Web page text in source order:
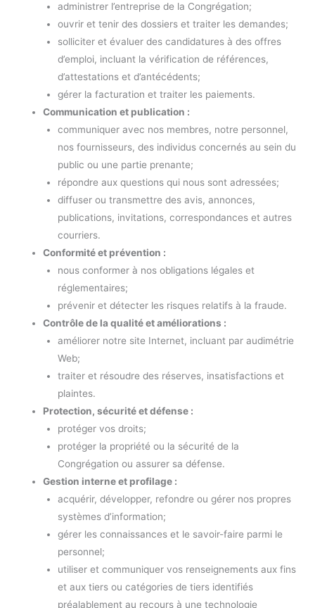
administrer l’entreprise de la Congrégation;
ouvrir et tenir des dossiers et traiter les demandes;
solliciter et évaluer des candidatures à des offres
d’emploi, incluant la vérification de références,
d’attestations et d’antécédents;
gérer la facturation et traiter les paiements.
Communication et publication :
communiquer avec nos membres, notre personnel,
nos fournisseurs, des individus concernés au sein du
public ou une partie prenante;
répondre aux questions qui nous sont adressées;
diffuser ou transmettre des avis, annonces,
publications, invitations, correspondances et autres
courriers.
Conformité et prévention :
nous conformer à nos obligations légales et
réglementaires;
prévenir et détecter les risques relatifs à la fraude.
Contrôle de la qualité et améliorations :
améliorer notre site Internet, incluant par audimétrie
Web;
traiter et résoudre des réserves, insatisfactions et
plaintes.
Protection, sécurité et défense :
protéger vos droits;
protéger la propriété ou la sécurité de la
Congrégation ou assurer sa défense.
Gestion interne et profilage :
acquérir, développer, refondre ou gérer nos propres
systèmes d’information;
gérer les connaissances et le savoir-faire parmi le
personnel;
utiliser et communiquer vos renseignements aux fins
et aux tiers ou catégories de tiers identifiés
préalablement au recours à une technologie